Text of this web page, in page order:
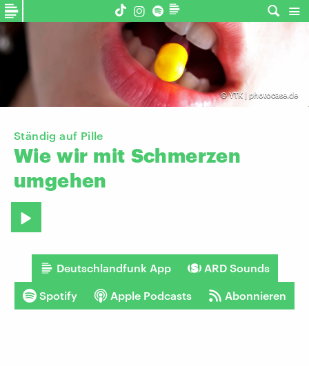
©YTK | photocase.de
Ständig auf Pille
Wie wir mit Schmerzen
umgehen
Deutschlandfunk App ARD Sounds
Spotify Apple Podcasts Abonnieren